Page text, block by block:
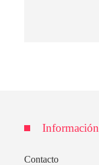
Información
Contacto